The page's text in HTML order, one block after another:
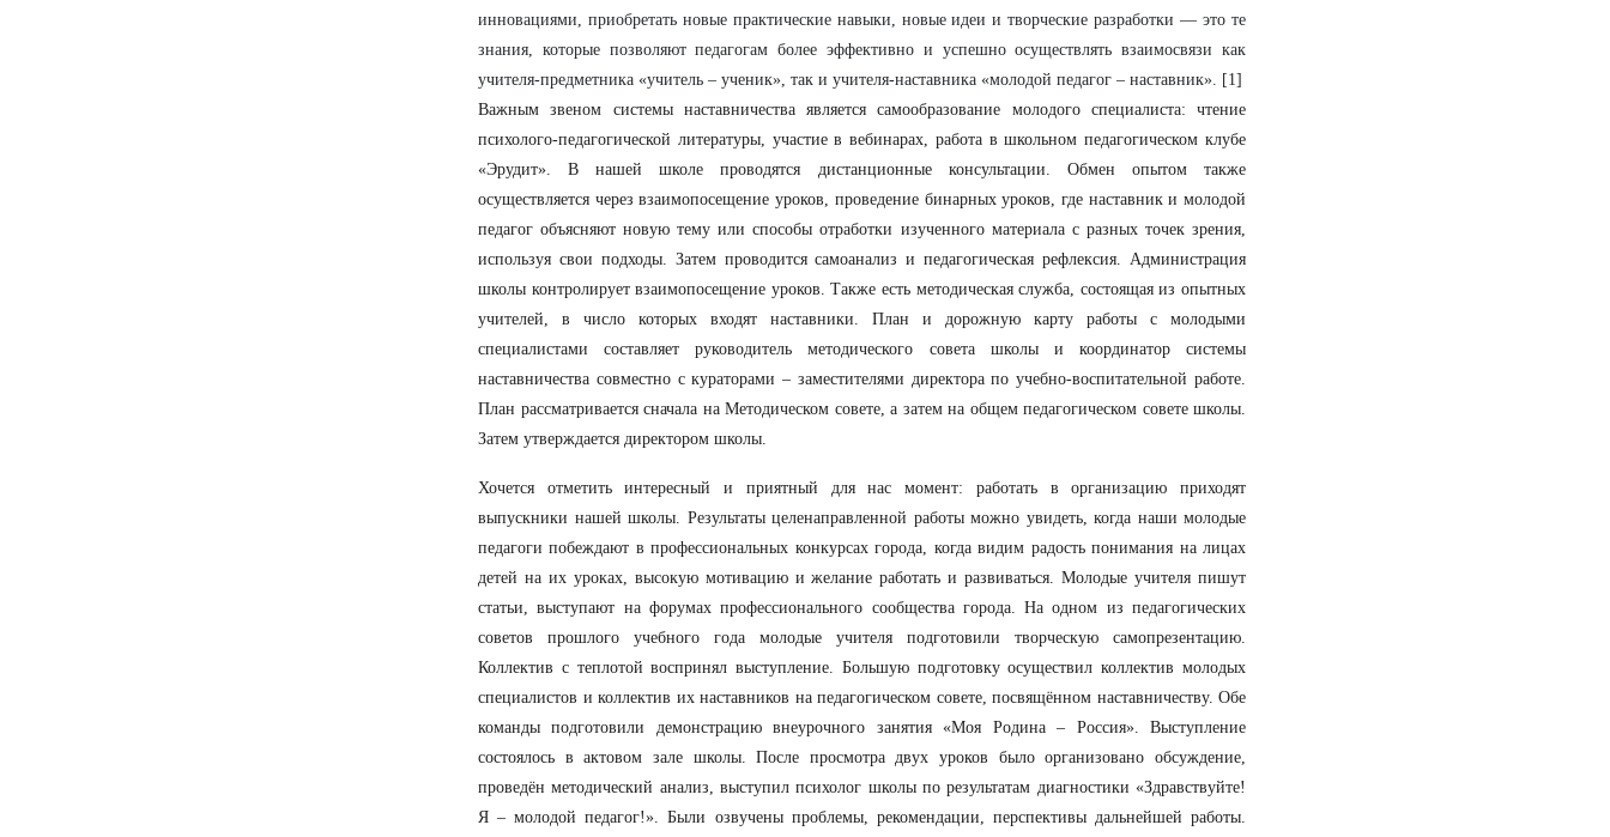
инновациями, приобретать новые практические навыки, новые идеи и творческие разработки — это те
знания, которые позволяют педагогам более эффективно и успешно осуществлять взаимосвязи как
учителя-предметника «учитель – ученик», так и учителя-наставника «молодой педагог – наставник». [1]
Важным звеном системы наставничества является самообразование молодого специалиста: чтение
психолого-педагогической литературы, участие в вебинарах, работа в школьном педагогическом клубе
«Эрудит». В нашей школе проводятся дистанционные консультации. Обмен опытом также
осуществляется через взаимопосещение уроков, проведение бинарных уроков, где наставник и молодой
педагог объясняют новую тему или способы отработки изученного материала с разных точек зрения,
используя свои подходы. Затем проводится самоанализ и педагогическая рефлексия. Администрация
школы контролирует взаимопосещение уроков. Также есть методическая служба, состоящая из опытных
учителей, в число которых входят наставники. План и дорожную карту работы с молодыми
специалистами составляет руководитель методического совета школы и координатор системы
наставничества совместно с кураторами – заместителями директора по учебно-воспитательной работе.
План рассматривается сначала на Методическом совете, а затем на общем педагогическом совете школы.
Затем утверждается директором школы.
Хочется отметить интересный и приятный для нас момент: работать в организацию приходят
выпускники нашей школы. Результаты целенаправленной работы можно увидеть, когда наши молодые
педагоги побеждают в профессиональных конкурсах города, когда видим радость понимания на лицах
детей на их уроках, высокую мотивацию и желание работать и развиваться. Молодые учителя пишут
статьи, выступают на форумах профессионального сообщества города. На одном из педагогических
советов прошлого учебного года молодые учителя подготовили творческую самопрезентацию.
Коллектив с теплотой воспринял выступление. Большую подготовку осуществил коллектив молодых
специалистов и коллектив их наставников на педагогическом совете, посвящённом наставничеству. Обе
команды подготовили демонстрацию внеурочного занятия «Моя Родина – Россия». Выступление
состоялось в актовом зале школы. После просмотра двух уроков было организовано обсуждение,
проведён методический анализ, выступил психолог школы по результатам диагностики «Здравствуйте!
Я – молодой педагог!». Были озвучены проблемы, рекомендации, перспективы дальнейшей работы.